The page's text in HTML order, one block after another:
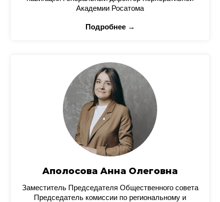
Академии Росатома
Подробнее →
Аполосова Анна Олеговна
Заместитель Председателя Общественного совета
Председатель комиссии по региональному и